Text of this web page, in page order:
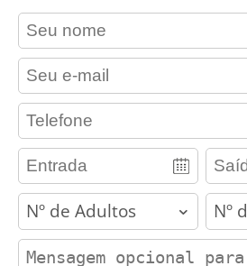
contact_name
contact_email
contact_phone
adults children
contact_message